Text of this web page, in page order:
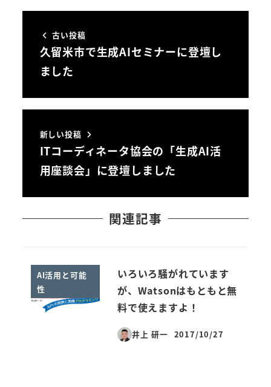
古い投稿
久留米市で生成AIセミナーに登壇し
ました
新しい投稿
ITコーディネータ協会の「生成AI活
用座談会」に登壇しました
関連記事
AI活用と可能
性
いろいろ騒がれています
が、Watsonはもともと無
料で使えますよ！
井上 研一
投稿日
2017/10/27